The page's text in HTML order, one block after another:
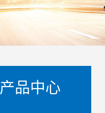
产品中心